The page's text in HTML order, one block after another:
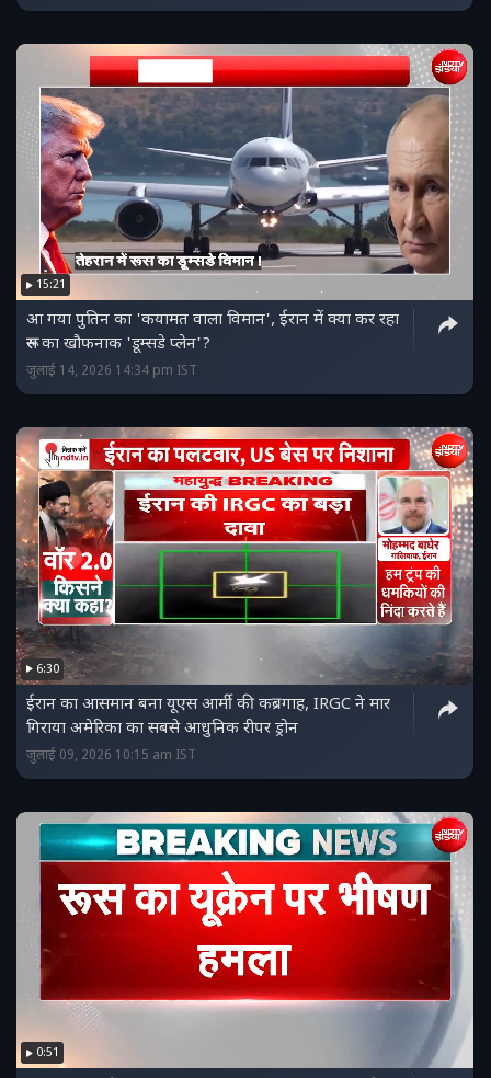
15:21
आ गया पुतिन का 'कयामत वाला विमान', ईरान में क्या कर रहा
रूस का खौफनाक 'डूम्सडे प्लेन'?
जुलाई 14, 2026 14:34 pm IST
6:30
ईरान का आसमान बना यूएस आर्मी की कब्रगाह, IRGC ने मार
गिराया अमेरिका का सबसे आधुनिक रीपर ड्रोन
जुलाई 09, 2026 10:15 am IST
0:51